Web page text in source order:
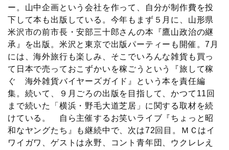
ー。山中企画という会社を作って、自分が制作費を投
下して本も出版している。今年もまず５月に、山形県
米沢市の前市長・安部三十郎さんの本『鷹山政治の継
承』を出版。米沢と東京で出版パーティーも開催。7月
には、海外旅行も楽しみ、そこでいろんな雑貨も買っ
て日本で売っておこずかいを稼ごうという『旅して稼
ぐ 海外雑貨バイヤーズガイド』という本を責任編
集。続いて、９月ごろの出版を目指して、かつて11回
まで続いた「横浜・野毛大道芝居」に関する取材を続
けている。 自ら主催するお笑いライブ『ちょっと昭
和なヤングたち』も継続中で、次は72回目。ＭＣはイ
ワイガワ、ゲストは永野、コント青年団、ウクレレえ